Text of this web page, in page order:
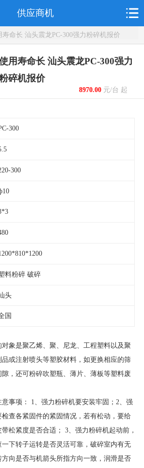
供应商机
命长 汕头震龙PC-300强力粉碎机报价
用寿命长 汕头震龙PC-300强力
碎机报价
8970.00元/台 起
300
300
料粉碎 破碎
头
国
象是聚乙烯、聚、尼龙、工程塑料以及聚
或注射喷头等塑胶材料，如更换相应的筛
，还可粉碎吹塑瓶、薄片、薄板等塑料废
事项： 1、强力粉碎机要安装牢固；2、强
查各紧固件的紧固情况，若有松动，要给
松紧度是否合适； 3、强力粉碎机起动前，
下转子运转是否灵活可靠，破碎室内有无
向是否与机箭头所指方向一致，润滑是否